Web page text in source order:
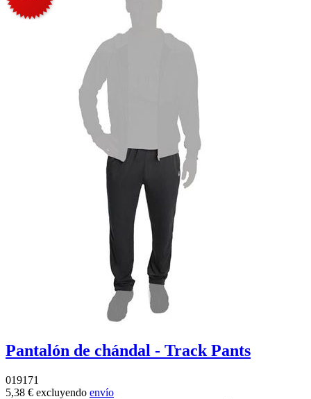
Pantalón de chándal - Track Pants
019171
5,38 € excluyendo envío